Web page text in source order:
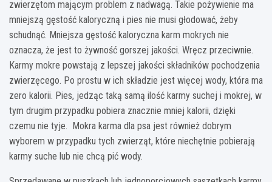
zwierzętom mającym problem z nadwagą. Takie pożywienie ma
mniejszą gęstość kaloryczną i pies nie musi głodować, żeby
schudnąć. Mniejsza gęstość kaloryczna karm mokrych nie
oznacza, że jest to żywność gorszej jakości. Wręcz przeciwnie.
Karmy mokre powstają z lepszej jakości składników pochodzenia
zwierzęcego. Po prostu w ich składzie jest więcej wody, która ma
zero kalorii. Pies, jedząc taką samą ilość karmy suchej i mokrej, w
tym drugim przypadku pobiera znacznie mniej kalorii, dzięki
czemu nie tyje. Mokra karma dla psa jest również dobrym
wyborem w przypadku tych zwierząt, które niechętnie pobierają
karmy suche lub nie chcą pić wody.